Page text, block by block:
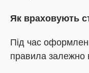
Як враховують
Під час
правила залежно